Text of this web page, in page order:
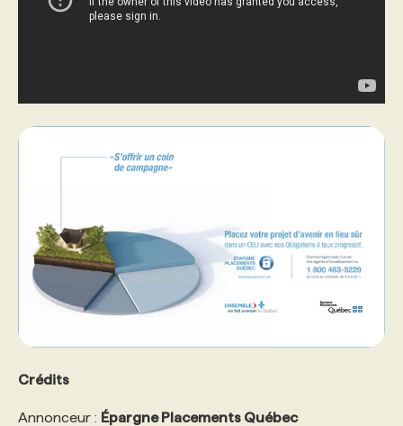
Crédits
Annonceur : Épargne Placements Québec